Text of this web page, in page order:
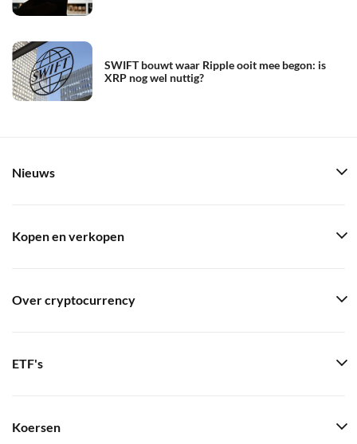
SWIFT bouwt waar Ripple ooit mee begon: is
XRP nog wel nuttig?
Nieuws
Kopen en verkopen
Over cryptocurrency
ETF's
Koersen